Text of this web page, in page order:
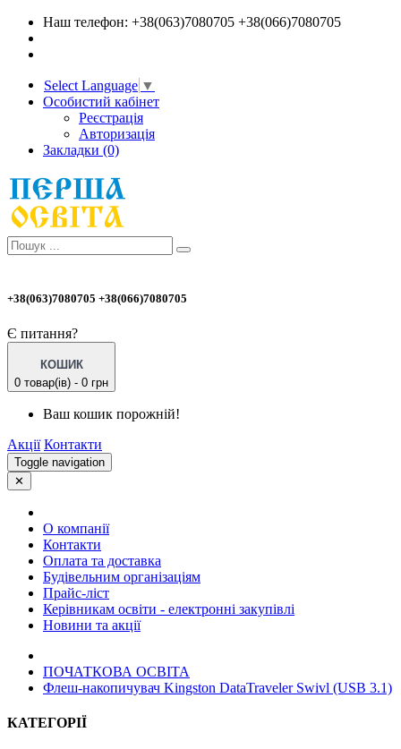
Наш телефон: +38(063)7080705 +38(066)7080705
Select Language ▼
Особистий кабінет
Реєстрація
Авторизація
Закладки (0)
+38(063)7080705 +38(066)7080705
Є питання?
КОШИК
0 товар(ів) - 0 грн
Ваш кошик порожній!
Акції Контакти
Toggle navigation
✕
О компанії
Контакти
Оплата та доставка
Будівельним організаціям
Прайс-ліст
Керівникам освіти - електронні закупівлі
Новини та акції
ПОЧАТКОВА ОСВIТА
Флеш-накопичувач Kingston DataTraveler Swivl (USB 3.1)
КАТЕГОРІЇ